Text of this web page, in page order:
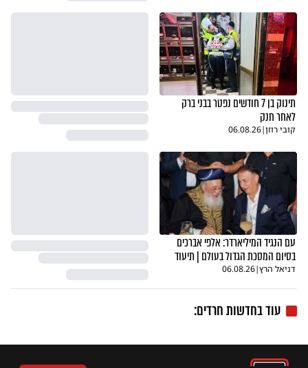
תינוק בן 7 חודשים נפטר בבני ברק
לאחר חנק
קובי רוזן|
06.08.26
עם הנגיד המיליארדר: אלפי אברכים
בסיום המסכת הגדול בעולם | תיעוד
דניאל הרץ|
06.08.26
עוד בחדשות חרדים: